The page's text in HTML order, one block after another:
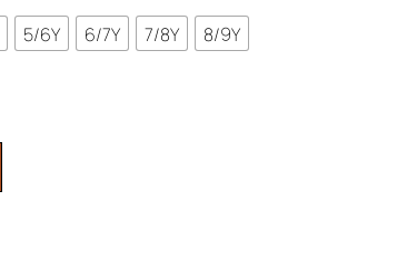
5/6Y 6/7Y 7/8Y
8/9Y